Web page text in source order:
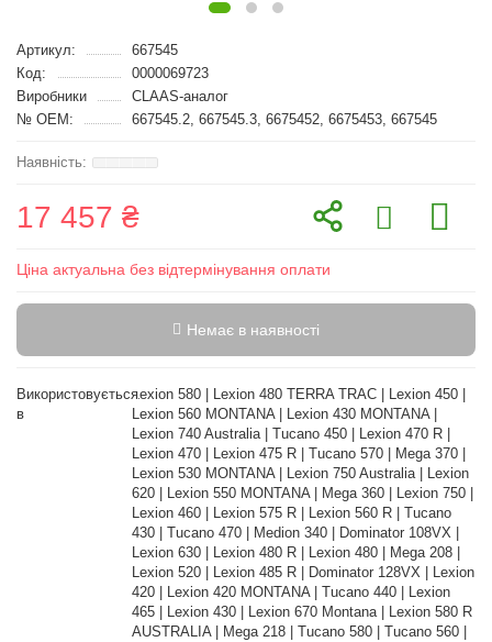
Артикул:
667545
Код:
0000069723
Виробники
CLAAS-аналог
№ OEM:
667545.2, 667545.3, 6675452, 6675453, 667545
17 457 ₴
Ціна актуальна без відтермінування оплати
Немає в наявності
Використовується
в
Lexion 580 | Lexion 480 TERRA TRAC | Lexion 450 |
Lexion 560 MONTANA | Lexion 430 MONTANA |
Lexion 740 Australia | Tucano 450 | Lexion 470 R |
Lexion 470 | Lexion 475 R | Tucano 570 | Mega 370 |
Lexion 530 MONTANA | Lexion 750 Australia | Lexion
620 | Lexion 550 MONTANA | Mega 360 | Lexion 750 |
Lexion 460 | Lexion 575 R | Lexion 560 R | Tucano
430 | Tucano 470 | Medion 340 | Dominator 108VX |
Lexion 630 | Lexion 480 R | Lexion 480 | Mega 208 |
Lexion 520 | Lexion 485 R | Dominator 128VX | Lexion
420 | Lexion 420 MONTANA | Tucano 440 | Lexion
465 | Lexion 430 | Lexion 670 Montana | Lexion 580 R
AUSTRALIA | Mega 218 | Tucano 580 | Tucano 560 |